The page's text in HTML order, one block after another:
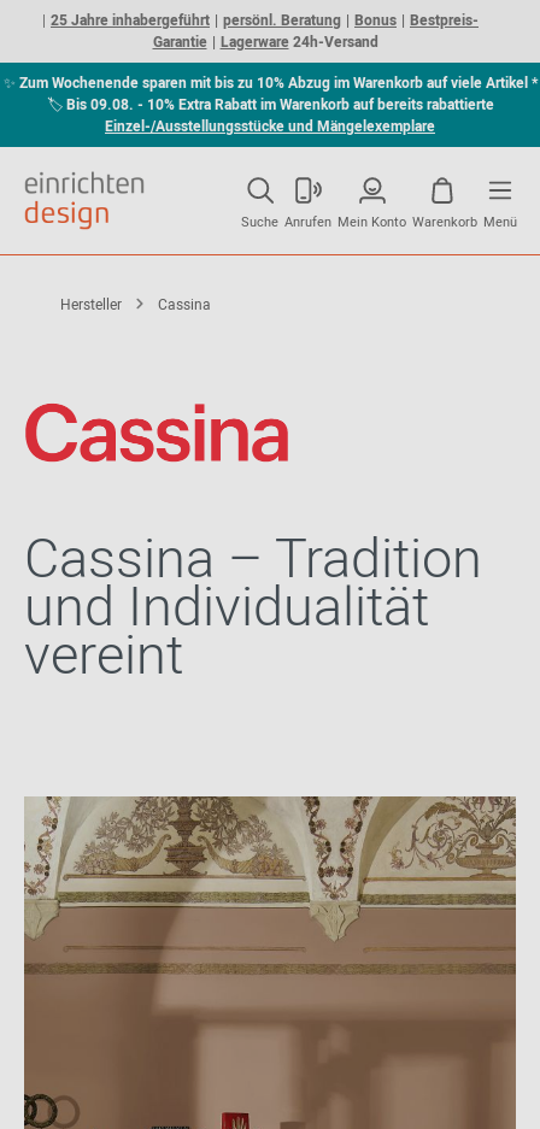
25 Jahre inhabergeführt persönl. Beratung Bonus
Bestpreis-
Garantie
Lagerware24h-Versand
✨ Zum Wochenende sparen mit bis zu 10% Abzug im Warenkorb auf viele Artikel *
🏷Bis 09.08. - 10% Extra Rabatt im Warenkorb auf bereits rabattierte
Einzel-/Ausstellungsstücke und Mängelexemplare
Suche Anrufen Mein Konto Warenkorb Menü
Hersteller Cassina
Cassina – Tradition
und Individualität
vereint